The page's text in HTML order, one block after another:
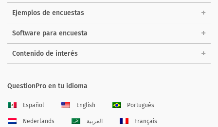
Ejemplos de encuestas
Software para encuesta
Contenido de interés
QuestionPro en tu idioma
Español English Português
Nederlands العربية Français